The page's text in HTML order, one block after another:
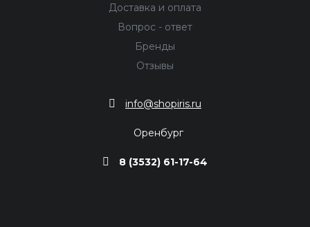
Доставка и оплата
Вопрос - ответ
Бренды
Отзывы
info@shopiris.ru
Оренбург
8 (3532) 61-17-64